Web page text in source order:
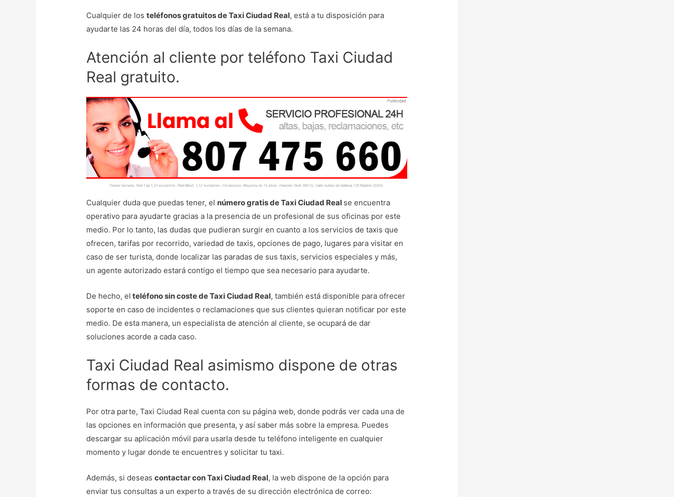
Cualquier de losteléfonos gratuitos de Taxi Ciudad Real, está a tu disposición para
ayudarte las 24 horas del día, todos los días de la semana.
Atención al cliente por teléfono Taxi Ciudad
Real gratuito.
Cualquier duda que puedas tener, el número gratis de Taxi Ciudad Real se encuentra
operativo para ayudarte gracias a la presencia de un profesional de sus oficinas por este
medio. Por lo tanto, las dudas que pudieran surgir en cuanto a los servicios de taxis que
ofrecen, tarifas por recorrido, variedad de taxis, opciones de pago, lugares para visitar en
caso de ser turista, donde localizar las paradas de sus taxis, servicios especiales y más,
un agente autorizado estará contigo el tiempo que sea necesario para ayudarte.
De hecho, el teléfono sin coste de Taxi Ciudad Real, también está disponible para ofrecer
soporte en caso de incidentes o reclamaciones que sus clientes quieran notificar por este
medio. De esta manera, un especialista de atención al cliente, se ocupará de dar
soluciones acorde a cada caso.
Taxi Ciudad Real asimismo dispone de otras
formas de contacto.
Por otra parte, Taxi Ciudad Real cuenta con su página web, donde podrás ver cada una de
las opciones en información que presenta, y así saber más sobre la empresa. Puedes
descargar su aplicación móvil para usarla desde tu teléfono inteligente en cualquier
momento y lugar donde te encuentres y solicitar tu taxi.
Además, si deseascontactar con Taxi Ciudad Real, la web dispone de la opción para
enviar tus consultas a un experto a través de su dirección electrónica de correo: